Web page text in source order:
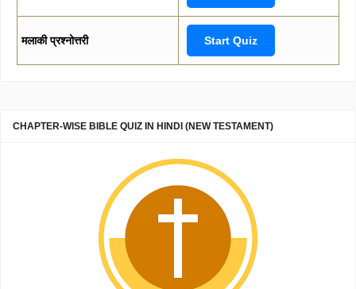
मलाकी प्रश्नोत्तरी Start Quiz
CHAPTER-WISE BIBLE QUIZ IN HINDI (NEW TESTAMENT)